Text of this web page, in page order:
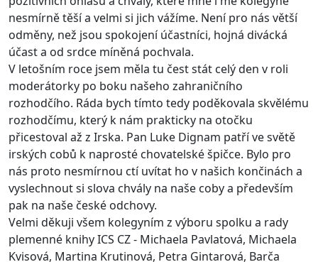
nesmírně těší a velmi si jich vážíme. Není pro nás větší
odměny, než jsou spokojení účastníci, hojná divácká
účast a od srdce míněná pochvala.
V letošním roce jsem měla tu čest stát celý den v roli
moderátorky po boku našeho zahraničního
rozhodčího. Ráda bych tímto tedy poděkovala skvělému
rozhodčímu, který k nám prakticky na otočku
přicestoval až z Irska. Pan Luke Dignam patří ve světě
irských cobů k naprosté chovatelské špičce. Bylo pro
nás proto nesmírnou ctí uvítat ho v našich končinách a
vyslechnout si slova chvály na naše coby a především
pak na naše české odchovy.
Velmi děkuji všem kolegyním z výboru spolku a rady
plemenné knihy ICS CZ - Michaela Pavlatová, Michaela
Kvisová, Martina Krutinová, Petra Gintarová, Barča